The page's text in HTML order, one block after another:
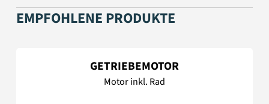
EMPFOHLENE PRODUKTE
GETRIEBEMOTOR
Motor inkl. Rad